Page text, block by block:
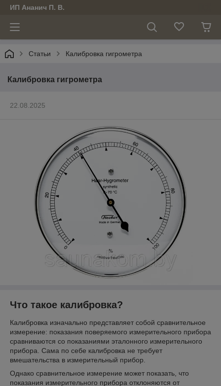
ИП Ананич П. В.
Статьи Калибровка гигрометра
Калибровка гигрометра
22.08.2025
Что такое калибровка?
Калибровка изначально представляет собой сравнительное
измерение: показания поверяемого измерительного прибора
сравниваются со показаниями эталонного измерительного
прибора. Сама по себе калибровка не требует
вмешательства в измерительный прибор.
Однако сравнительное измерение может показать, что
показания измерительного прибора отклоняются от